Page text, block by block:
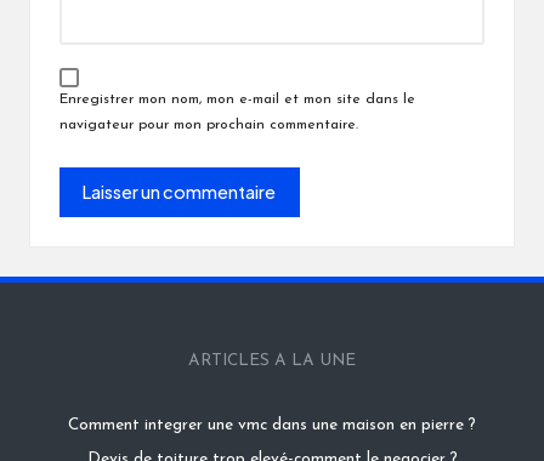
Enregistrer mon nom, mon e-mail et mon site dans le
navigateur pour mon prochain commentaire.
ARTICLES A LA UNE
Comment integrer une vmc dans une maison en pierre ?